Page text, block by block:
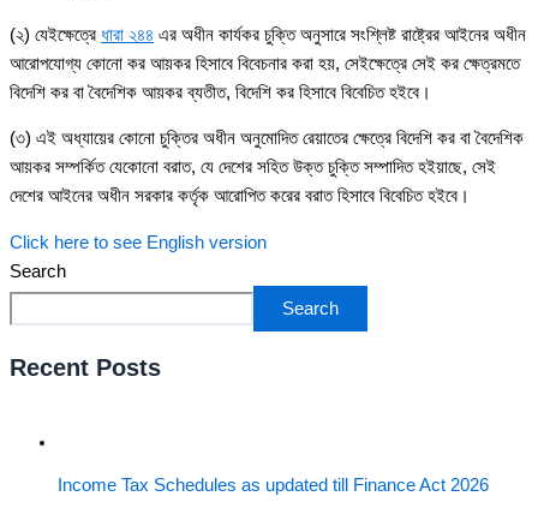
(২) যেইক্ষেত্রে ধারা ২৪৪ এর অধীন কার্যকর চুক্তি অনুসারে সংশ্লিষ্ট রাষ্ট্রের আইনের অধীন
আরোপযোগ্য কোনো কর আয়কর হিসাবে বিবেচনার করা হয়, সেইক্ষেত্রে সেই কর ক্ষেত্রমতে
বিদেশি কর বা বৈদেশিক আয়কর ব্যতীত, বিদেশি কর হিসাবে বিবেচিত হইবে।
(৩) এই অধ্যায়ের কোনো চুক্তির অধীন অনুমোদিত রেয়াতের ক্ষেত্রে বিদেশি কর বা বৈদেশিক
আয়কর সম্পর্কিত যেকোনো বরাত, যে দেশের সহিত উক্ত চুক্তি সম্পাদিত হইয়াছে, সেই
দেশের আইনের অধীন সরকার কর্তৃক আরোপিত করের বরাত হিসাবে বিবেচিত হইবে।
Click here to see English version
Search
Search
Recent Posts
Income Tax Schedules as updated till Finance Act 2026